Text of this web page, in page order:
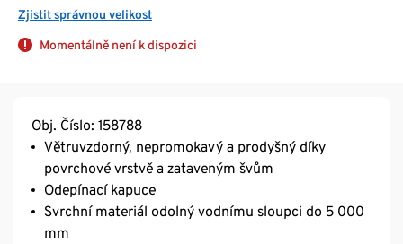
Zjistit správnou velikost
Momentálně není k dispozici
Obj. Číslo: 158788
Větruvzdorný, nepromokavý a prodyšný díky
povrchové vrstvě a zataveným švům
Odepínací kapuce
Svrchní materiál odolný vodnímu sloupci do 5 000
mm